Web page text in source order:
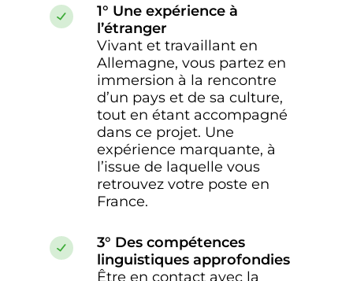
1° Une expérience à
l’étranger
Vivant et travaillant en
Allemagne, vous partez en
immersion à la rencontre
d’un pays et de sa culture,
tout en étant accompagné
dans ce projet. Une
expérience marquante, à
l’issue de laquelle vous
retrouvez votre poste en
France.
3° Des compétences
linguistiques approfondies
Être en contact avec la